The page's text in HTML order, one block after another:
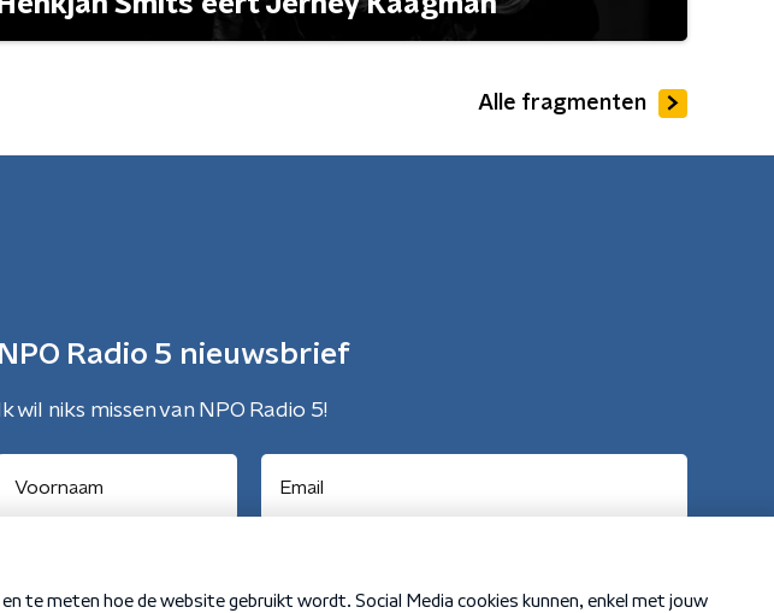
Alle fragmenten
NPO Radio 5 nieuwsbrief
Ik wil niks missen van NPO Radio 5!